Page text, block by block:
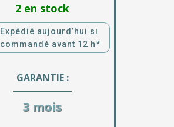
2 en stock
Expédié aujourd’hui si
commandé avant 12 h*
GARANTIE :
3 mois